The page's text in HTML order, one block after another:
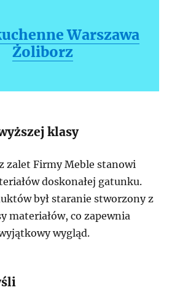
Warszawa
Żoliborz
klasy
zalet Firmy Meble stanowi
doskonałej gatunku.
był staranie stworzony z
materiałów, co zapewnia
wygląd.